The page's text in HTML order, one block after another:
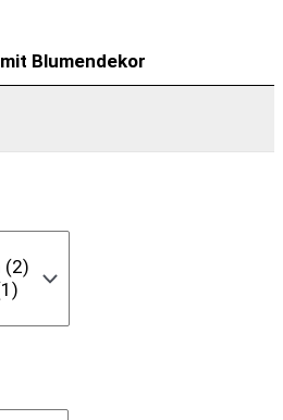
mit Blumendekor